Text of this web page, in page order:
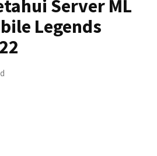
Server ML
Legends